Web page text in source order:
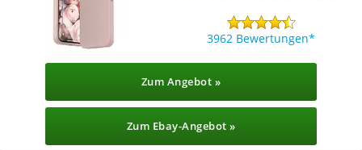
3962 Bewertungen
Zum Angebot »
Zum Ebay-Angebot »